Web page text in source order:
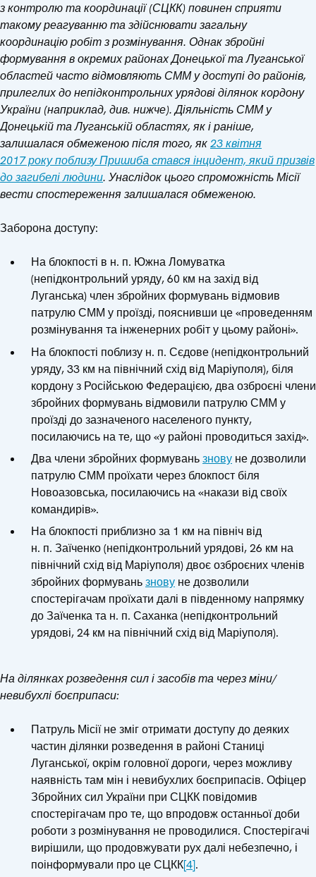
з контролю та координації (СЦКК) повинен сприяти
такому реагуванню та здійснювати загальну
координацію робіт з розмінування. Однак збройні
формування в окремих районах Донецької та Луганської
областей часто відмовляють СММ у доступі до районів,
прилеглих до непідконтрольних урядові ділянок кордону
України (наприклад, див. нижче). Діяльність СММ у
Донецькій та Луганській областях, як і раніше,
залишалася обмеженою після того, як23 квітня
2017 року поблизу Пришиба стався інцидент, який призвів
до загибелі людини. Унаслідок цього спроможність Місії
вести спостереження залишалася обмеженою.
Заборона доступу:
На блокпості в н. п. Южна Ломуватка
(непідконтрольний уряду, 60 км на захід від
Луганська) член збройних формувань відмовив
патрулю СММ у проїзді, пояснивши це «проведенням
розмінування та інженерних робіт у цьому районі».
На блокпості поблизу н. п. Сєдове (непідконтрольний
уряду, 33 км на північний схід від Маріуполя), біля
кордону з Російською Федерацією, два озброєні члени
збройних формувань відмовили патрулю СММ у
проїзді до зазначеного населеного пункту,
посилаючись на те, що «у районі проводиться захід».
Два члени збройних формуваньзнову не дозволили
патрулю СММ проїхати через блокпост біля
Новоазовська, посилаючись на «накази від своїх
командирів».
На блокпості приблизно за 1 км на північ від
н. п. Заїченко (непідконтрольний урядові, 26 км на
північний схід від Маріуполя) двоє озброєних членів
збройних формуваньзнову не дозволили
спостерігачам проїхати далі в південному напрямку
до Заїченка та н. п. Саханка (непідконтрольний
урядові, 24 км на північний схід від Маріуполя).
На ділянках розведення сил і засобів та через міни/
невибухлі боєприпаси:
Патруль Місії не зміг отримати доступу до деяких
частин ділянки розведення в районі Станиці
Луганської, окрім головної дороги, через можливу
наявність там мін і невибухлих боєприпасів. Офіцер
Збройних сил України при СЦКК повідомив
спостерігачам про те, що впродовж останньої доби
роботи з розмінування не проводилися. Спостерігачі
вирішили, що продовжувати рух далі небезпечно, і
поінформували про це СЦКК[4].